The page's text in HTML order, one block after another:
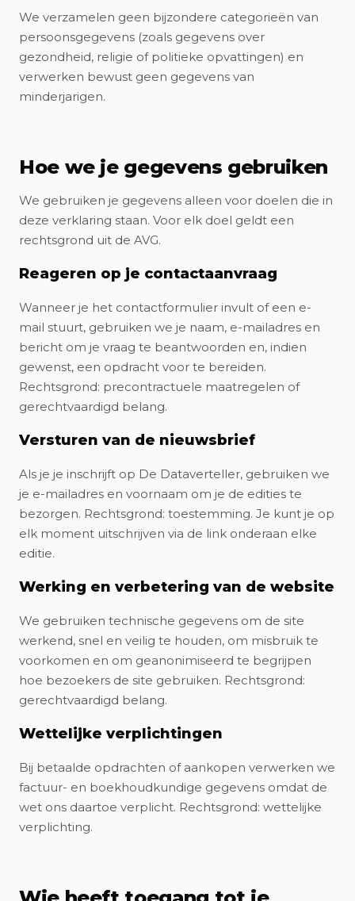
We verzamelen geen bijzondere categorieën van
persoonsgegevens (zoals gegevens over
gezondheid, religie of politieke opvattingen) en
verwerken bewust geen gegevens van
minderjarigen.
Hoe we je gegevens gebruiken
We gebruiken je gegevens alleen voor doelen die in
deze verklaring staan. Voor elk doel geldt een
rechtsgrond uit de AVG.
Reageren op je contactaanvraag
Wanneer je het contactformulier invult of een e-
mail stuurt, gebruiken we je naam, e-mailadres en
bericht om je vraag te beantwoorden en, indien
gewenst, een opdracht voor te bereiden.
Rechtsgrond: precontractuele maatregelen of
gerechtvaardigd belang.
Versturen van de nieuwsbrief
Als je je inschrijft op De Dataverteller, gebruiken we
je e-mailadres en voornaam om je de edities te
bezorgen. Rechtsgrond: toestemming. Je kunt je op
elk moment uitschrijven via de link onderaan elke
editie.
Werking en verbetering van de website
We gebruiken technische gegevens om de site
werkend, snel en veilig te houden, om misbruik te
voorkomen en om geanonimiseerd te begrijpen
hoe bezoekers de site gebruiken. Rechtsgrond:
gerechtvaardigd belang.
Wettelijke verplichtingen
Bij betaalde opdrachten of aankopen verwerken we
factuur- en boekhoudkundige gegevens omdat de
wet ons daartoe verplicht. Rechtsgrond: wettelijke
verplichting.